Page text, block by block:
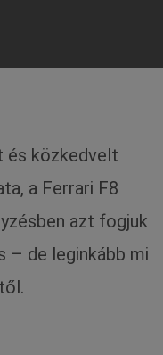
és közkedvelt
a Ferrari F8
azt fogjuk
– de leginkább mi